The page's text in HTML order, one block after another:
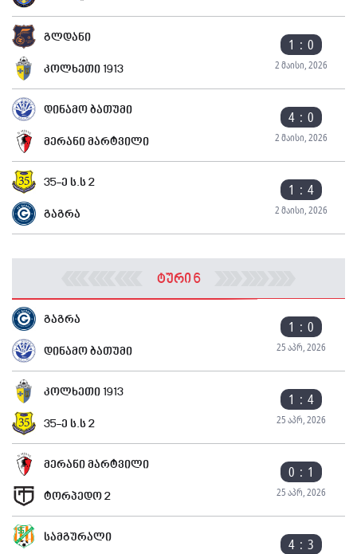
გლდანი 1 : 0
2 მაისი, 2026
კოლხეთი 1913
დინამო ბათუმი 4 : 0
2 მაისი, 2026
მერანი მარტვილი
35-ე ს.ს 2 1 : 4
2 მაისი, 2026
გაგრა
ტური 6
გაგრა 1 : 0
25 აპრ, 2026
დინამო ბათუმი
კოლხეთი 1913 1 : 4
25 აპრ, 2026
35-ე ს.ს 2
მერანი მარტვილი 0 : 1
25 აპრ, 2026
ტორპედო 2
სამგურალი 4 : 3